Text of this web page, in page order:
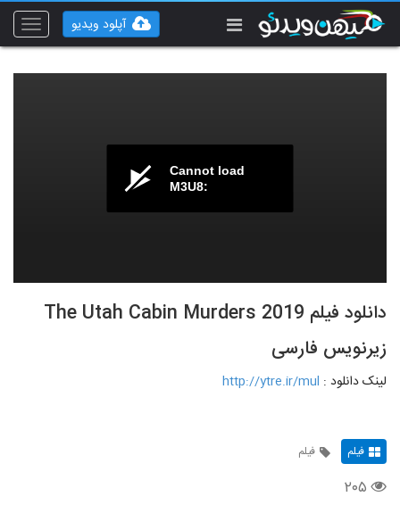
Toggle
آپلود ویدیو
Cannot load
M3U8:
دانلود فیلم The Utah Cabin Murders 2019
زیرنویس فارسی
لینک دانلود : http://ytre.ir/mul
فیلم فیلم
۲۰۵